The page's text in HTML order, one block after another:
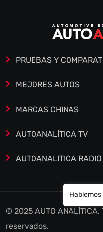
PRUEBAS Y
MEJORES AUTOS
MARCAS CHINAS
AUTOANALÍTICA TV
AUTOANALÍTICA RADIO
© 2025 AUTO
reservados.